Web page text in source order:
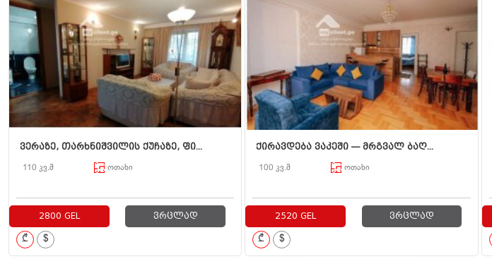
ვერაზე, თარხნიშვილის ქუჩაზე, ფი...
110 კვ.მ ოთახი
2800 GEL ვრცლად
₾ $
ქირავდება ვაკეში — მრგვალ ბაღ...
100 კვ.მ ოთახი
2520 GEL ვრცლად
₾ $